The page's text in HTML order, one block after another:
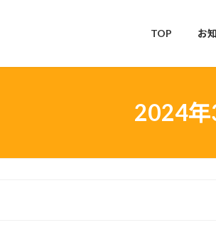
TOP お
2024年